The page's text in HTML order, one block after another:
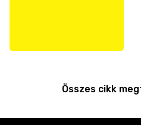
Összes cikk